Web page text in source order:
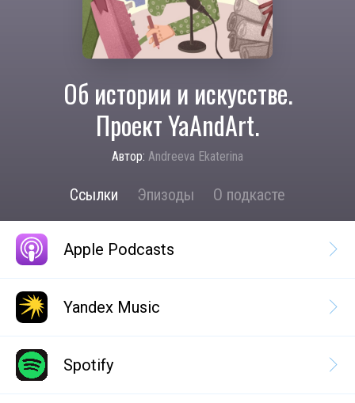
Об истории и искусстве.
Проект YaAndArt.
Автор: Andreeva Ekaterina
Ссылки Эпизоды О подкасте
Apple Podcasts
Yandex Music
Spotify